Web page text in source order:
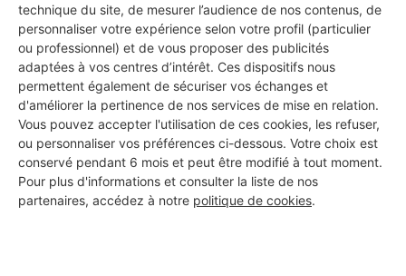
technique du site, de mesurer l’audience de nos contenus, de
personnaliser votre expérience selon votre profil (particulier
ou professionnel) et de vous proposer des publicités
adaptées à vos centres d’intérêt. Ces dispositifs nous
permettent également de sécuriser vos échanges et
d'améliorer la pertinence de nos services de mise en relation.
Vous pouvez accepter l'utilisation de ces cookies, les refuser,
ou personnaliser vos préférences ci-dessous. Votre choix est
conservé pendant 6 mois et peut être modifié à tout moment.
Pour plus d'informations et consulter la liste de nos
partenaires, accédez à notre politique de cookies.
Voir sa fiche
TER TP
Breuillet
7 ans d'expérience